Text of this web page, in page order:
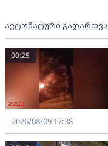
ავტომატური გადართვა
00:25
2026/08/09 17:38